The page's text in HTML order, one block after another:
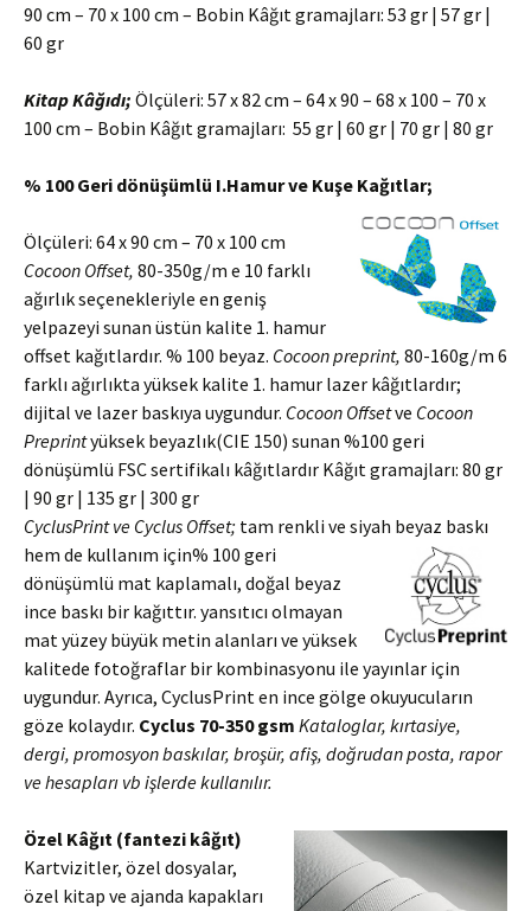
90 cm – 70 x 100 cm – Bobin Kâğıt gramajları: 53 gr | 57 gr |
60 gr
Kitap Kâğıdı; Ölçüleri: 57 x 82 cm – 64 x 90 – 68 x 100 – 70 x
100 cm – Bobin Kâğıt gramajları: 55 gr | 60 gr | 70 gr | 80 gr
% 100 Geri dönüşümlü I.Hamur ve Kuşe Kağıtlar;
Ölçüleri: 64 x 90 cm – 70 x 100 cm
Cocoon Offset, 80-350g/m e 10 farklı
ağırlık seçenekleriyle en geniş
yelpazeyi sunan üstün kalite 1. hamur
offset kağıtlardır. % 100 beyaz. Cocoon preprint, 80-160g/m 6
farklı ağırlıkta yüksek kalite 1. hamur lazer kâğıtlardır;
dijital ve lazer baskıya uygundur. Cocoon Offsetve Cocoon
Preprintyüksek beyazlık(CIE 150) sunan %100 geri
dönüşümlü FSC sertifikalı kâğıtlardır Kâğıt gramajları: 80 gr
| 90 gr | 135 gr | 300 gr
CyclusPrint ve Cyclus Offset; tam renkli ve siyah beyaz baskı
hem de kullanım için% 100 geri
dönüşümlü mat kaplamalı, doğal beyaz
ince baskı bir kağıttır. yansıtıcı olmayan
mat yüzey büyük metin alanları ve yüksek
kalitede fotoğraflar bir kombinasyonu ile yayınlar için
uygundur. Ayrıca, CyclusPrint en ince gölge okuyucuların
göze kolaydır. Cyclus 70-350 gsm Kataloglar, kırtasiye,
dergi, promosyon baskılar, broşür, afiş, doğrudan posta, rapor
ve hesapları vb işlerde kullanılır.
Özel Kâğıt (fantezi kâğıt)
Kartvizitler, özel dosyalar,
özel kitap ve ajanda kapakları